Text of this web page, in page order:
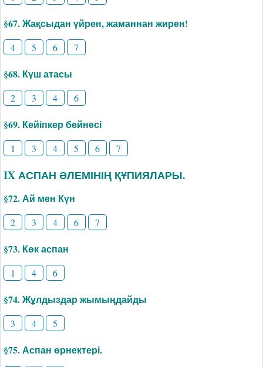
§67. Жақсыдан үйрен, жаманнан жирен!
4 5 6 7
§68. Күш атасы
2 3 4 6
§69. Кейіпкер бейнесі
1 3 4 5 6 7
IX АСПАН ӘЛЕМІНІҢ ҚҰПИЯЛАРЫ.
§72. Ай мен Күн
2 3 4 6 7
§73. Көк аспан
1 4 6
§74. Жұлдыздар жымыңдайды
3 4 5
§75. Аспан өрнектері.